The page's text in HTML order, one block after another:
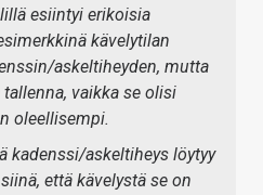
esiintyi erikoisia
kävelytilan
askeltiheyden, mutta
vaikka se olisi
oleellisempi.
kadenssi/askeltiheys löytyy
että kävelystä se on